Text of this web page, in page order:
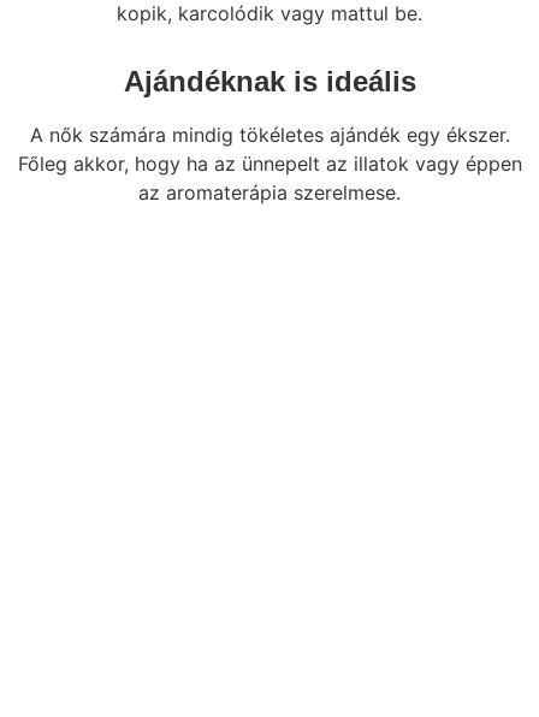
kopik, karcolódik vagy mattul be.
Ajándéknak is ideális
A nők számára mindig tökéletes ajándék egy ékszer.
Főleg akkor, hogy ha az ünnepelt az illatok vagy éppen
az aromaterápia szerelmese.